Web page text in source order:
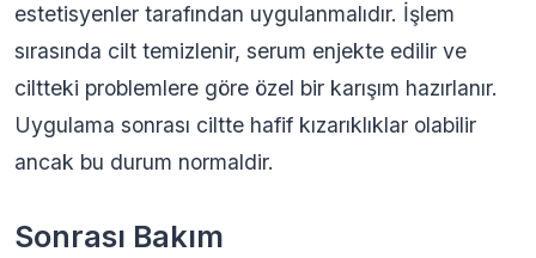
estetisyenler tarafından uygulanmalıdır. İşlem
sırasında cilt temizlenir, serum enjekte edilir ve
ciltteki problemlere göre özel bir karışım hazırlanır.
Uygulama sonrası ciltte hafif kızarıklıklar olabilir
ancak bu durum normaldir.
Sonrası Bakım